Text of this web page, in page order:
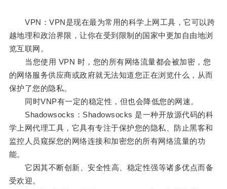
VPN：VPN是现在最为常用的科学上网工具，它可以跨
越地理和政治界限，让你在受到限制的国家中更加自由地浏
览互联网。
当您使用 VPN 时，您的所有网络流量都会被加密，您
的网络服务供应商或政府就无法知道您正在浏览什么，从而
保护了您的隐私。
同时VNP有一定的稳定性，但也会降低您的网速。
Shadowsocks：Shadowsocks 是一种开放源代码的科
学上网代理工具，它具有专注于保护您的隐私、防止黑客和
监控人员窥探您的网络连接和加密您的所有网络流量的功
能。
它因其不断创新、安全性高、稳定性强等诸多优点而备
受欢迎。